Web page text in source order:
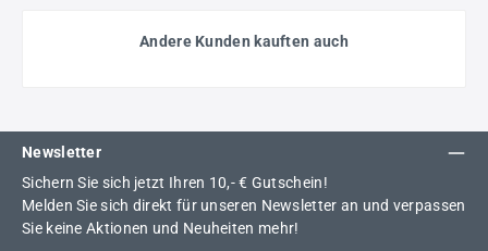
Andere Kunden kauften auch
Newsletter
Sichern Sie sich jetzt Ihren 10,- € Gutschein!
Melden Sie sich direkt für unseren Newsletter an und verpassen
Sie keine Aktionen und Neuheiten mehr!